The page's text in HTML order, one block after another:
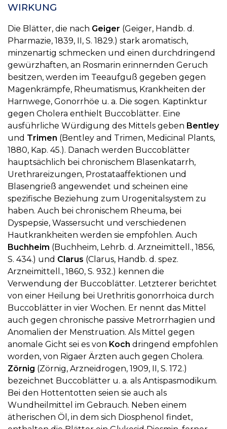
WIRKUNG
Die Blätter, die nach Geiger (Geiger, Handb. d.
Pharmazie, 1839, II, S. 1829.) stark aromatisch,
minzenartig schmecken und einen durchdringend
gewürzhaften, an Rosmarin erinnernden Geruch
besitzen, werden im Teeaufguß gegeben gegen
Magenkrämpfe, Rheumatismus, Krankheiten der
Harnwege, Gonorrhöe u. a. Die sogen. Kaptinktur
gegen Cholera enthielt Buccoblätter. Eine
ausführliche Würdigung des Mittels geben Bentley
und Trimen (Bentley and Trimen, Medicinal Plants,
1880, Kap. 45.). Danach werden Buccoblätter
hauptsächlich bei chronischem Blasenkatarrh,
Urethrareizungen, Prostataaffektionen und
Blasengrieß angewendet und scheinen eine
spezifische Beziehung zum Urogenitalsystem zu
haben. Auch bei chronischem Rheuma, bei
Dyspepsie, Wassersucht und verschiedenen
Hautkrankheiten werden sie empfohlen. Auch
Buchheim (Buchheim, Lehrb. d. Arzneimittell., 1856,
S. 434.) und Clarus (Clarus, Handb. d. spez.
Arzneimittell., 1860, S. 932.) kennen die
Verwendung der Buccoblätter. Letzterer berichtet
von einer Heilung bei Urethritis gonorrhoica durch
Buccoblätter in vier Wochen. Er nennt das Mittel
auch gegen chronische passive Metrorrhagien und
Anomalien der Menstruation. Als Mittel gegen
anomale Gicht sei es von Koch dringend empfohlen
worden, von Rigaer Ärzten auch gegen Cholera.
Zörnig (Zörnig, Arzneidrogen, 1909, II, S. 172.)
bezeichnet Buccoblätter u. a. als Antispasmodikum.
Bei den Hottentotten seien sie auch als
Wundheilmittel im Gebrauch. Neben einem
ätherischen Öl, in dem sich Diosphenol findet,